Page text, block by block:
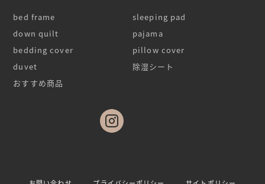
bed frame
sleeping pad
down quilt
pajama
bedding cover
pillow cover
duvet
除湿シート
おすすめ商品